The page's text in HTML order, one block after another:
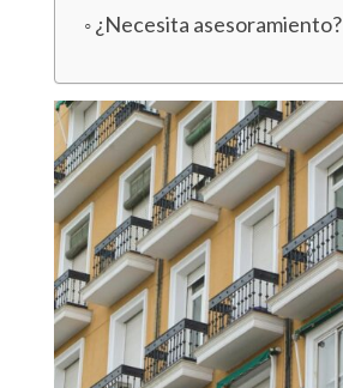
¿Necesita asesoramiento?